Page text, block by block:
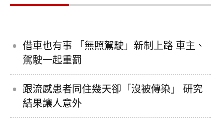
借車也有事 「無照駕駛」新制上路 車主、
駕駛一起重罰
跟流感患者同住幾天卻「沒被傳染」 研究
結果讓人意外